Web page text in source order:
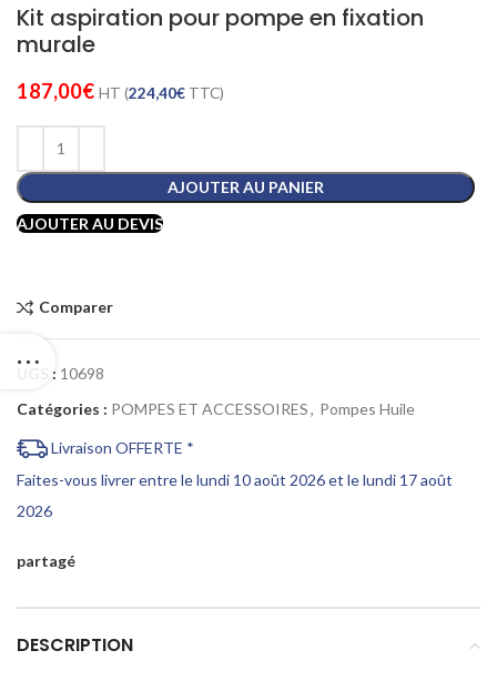
Kit aspiration pour pompe en fixation
murale
187,00€ HT (224,40€ TTC)
AJOUTER AU PANIER
AJOUTER AU DEVIS
Comparer
UGS : 10698
Catégories : POMPES ET ACCESSOIRES, Pompes Huile
Livraison OFFERTE *
Faites-vous livrer entre le lundi 10 août 2026 et le lundi 17 août
2026
partagé
DESCRIPTION